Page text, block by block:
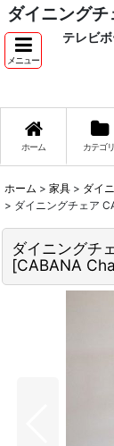
ダイニング
メニュー
テレビボ
ホーム カテゴリ
ホーム > 家具 > ダイ
> ダイニングチェア
ダイニングチ
[CABANA